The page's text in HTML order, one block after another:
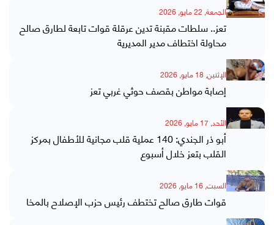
الجمعة, 22 مايو, 2026
تعز.. سلطات مقبنة تدين عرقلة قوات تابعة لطارق صالح
محاولة اختطاف مدير المديرية
الإثنين, 18 مايو, 2026
إصابة مواطن بقصف حوثي غربي تعز
الأحد, 17 مايو, 2026
أبو ذر الجندي: 140 عملية قلب مجانية للأطفال بمركز
القلب بتعز خلال أسبوع
السبت, 16 مايو, 2026
قوات طارق صالح تختطف رئيس حزب الإصلاح بالمخا